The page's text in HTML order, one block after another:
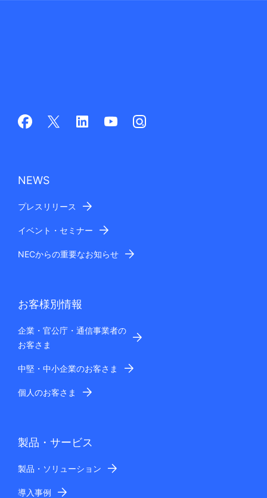
NEWS
プレスリリース
イベント・セミナー
NECからの重要なお知らせ
お客様別情報
企業・官公庁・通信事業者の
お客さま
中堅・中小企業のお客さま
個人のお客さま
製品・サービス
製品・ソリューション
導入事例